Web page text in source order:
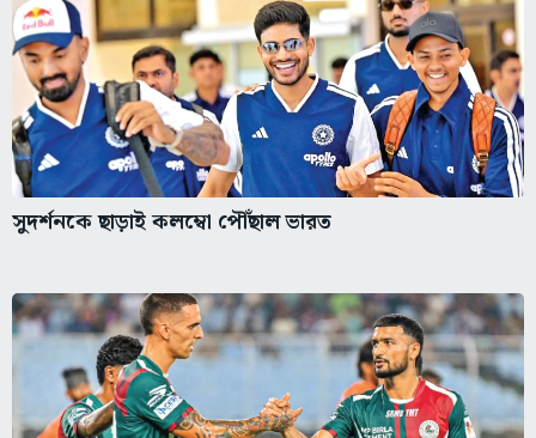
সুদর্শনকে ছাড়াই কলম্বো পৌঁছাল ভারত